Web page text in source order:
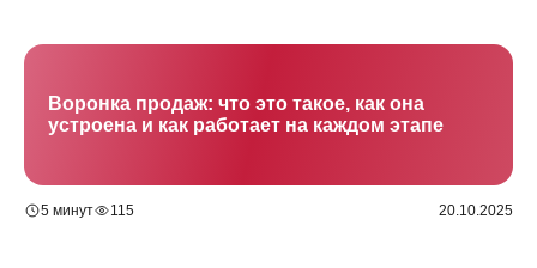
Воронка продаж: что это такое, как она
устроена и как работает на каждом этапе
5 минут 115 20.10.2025
Забронировать встречу
Я даю согласие на обработку персональных данных